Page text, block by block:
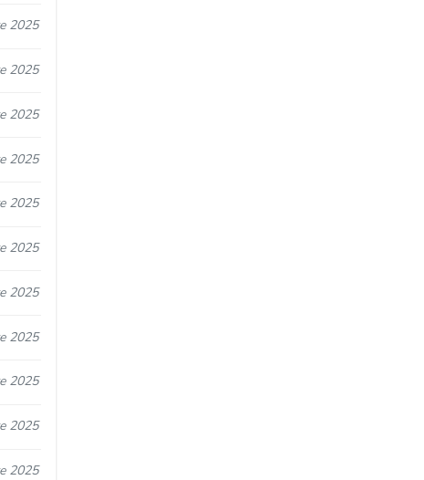
2025
2025
2025
2025
2025
2025
2025
2025
2025
2025
2025